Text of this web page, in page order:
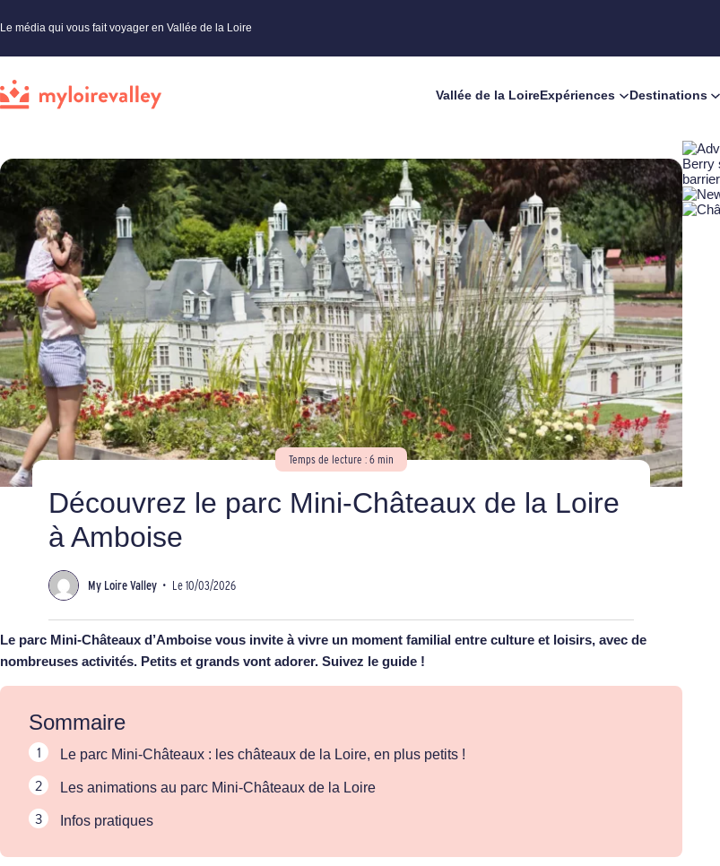
Le média qui vous fait voyager en Vallée de la Loire
Vallée de la LoireExpériences Destinations
Temps de lecture : 6 min
Découvrez le parc Mini-Châteaux de la Loire
à Amboise
My Loire Valley • Le 10/03/2026
Le parc Mini-Châteaux d’Amboise vous invite à vivre un moment familial entre culture et loisirs, avec de
nombreuses activités. Petits et grands vont adorer. Suivez le guide !
Sommaire
Le parc Mini-Châteaux : les châteaux de la Loire, en plus petits !
Les animations au parc Mini-Châteaux de la Loire
Infos pratiques